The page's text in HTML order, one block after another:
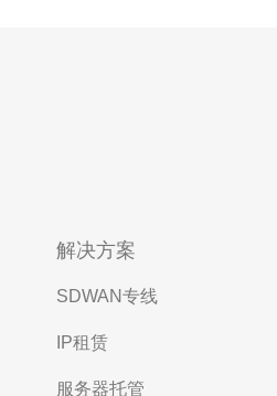
解决方案
SDWAN专线
IP租赁
服务器托管